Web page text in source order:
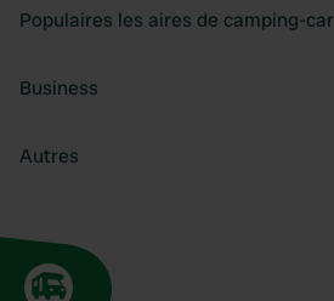
Populaires les aires de camping-car
Business
Autres